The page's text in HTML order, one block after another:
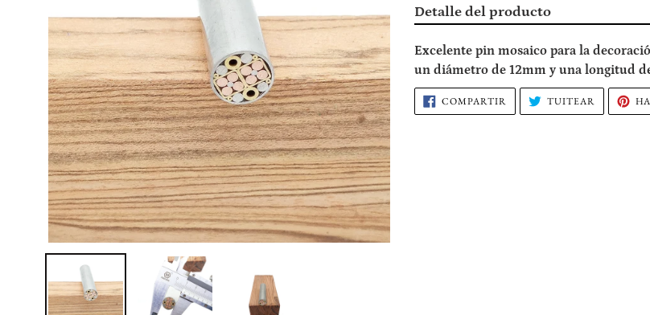
Agregando
el
producto
a
carrito
Detalle del producto
Excelente pin mosaico para la
un diámetro de 12mm y una longitud
COMPARTIR COMPARTIR
EN
FACEBOOK
TUITEAR TUITEAR
EN
TWITTER